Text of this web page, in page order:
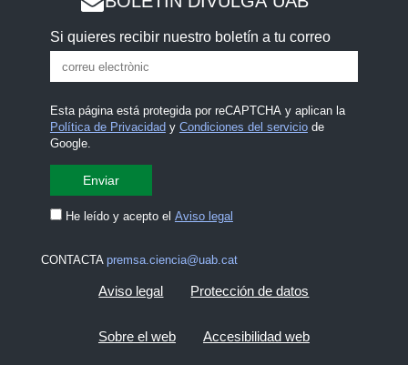
Si quieres recibir nuestro boletín a tu correo
Esta página está protegida por reCAPTCHA y aplican la
Política de Privacidad y Condiciones del serviciode
Google.
He leído y acepto el Aviso legal
CONTACTA premsa.ciencia@uab.cat
Aviso legal Protección de datos
Sobre el web Accesibilidad web